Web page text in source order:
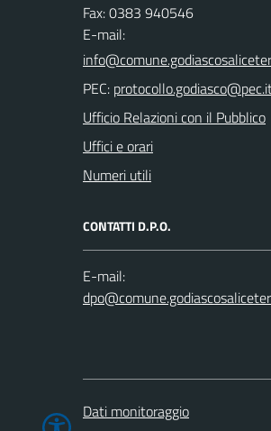
Fax: 0383 940546
E-mail:
PEC:
Ufficio Relazioni con il Pubblico
Uffici e orari
Numeri utili
CONTATTI D.P.O.
E-mail:
Dati monitoraggio